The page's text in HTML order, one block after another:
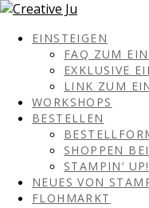
EINSTEIGEN
FAQ ZUM
EXKLUSIVE
LINK ZUM
WORKSHOPS
BESTELLEN
SHOPPEN
STAMPIN‘
NEUES VON
FLOHMARKT